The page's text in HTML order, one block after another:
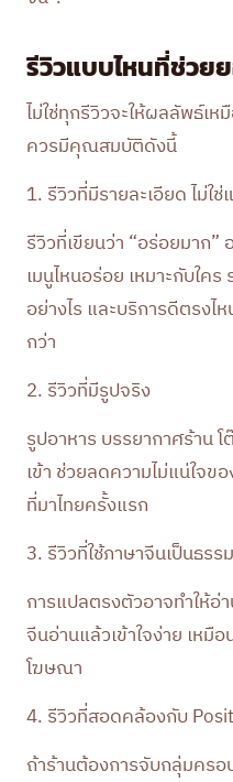
รีวิวแบบไหนที่ช่วย
ไม่ใช่ทุกรีวิวจะให้ผลลัพธ์เ
ควรมีคุณสมบัติดังนี้
1. รีวิวที่มีรายละเอียด ไม่ใ
รีวิวที่เขียนว่า “อร่อยมาก”
เมนูไหนอร่อย เหมาะกับใคร
อย่างไร และบริการดีตรงไ
กว่า
2. รีวิวที่มีรูปจริง
รูปอาหาร บรรยากาศร้าน
เข้า ช่วยลดความไม่แน่ใจข
ที่มาไทยครั้งแรก
3. รีวิวที่ใช้ภาษาจีนเป็นธรร
การแปลตรงตัวอาจทำให้อ่
จีนอ่านแล้วเข้าใจง่าย เหมื
โฆษณา
4. รีวิวที่สอดคล้องกับ
ถ้าร้านต้องการจับกลุ่มคร